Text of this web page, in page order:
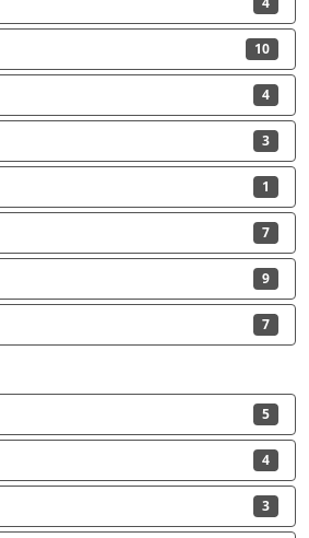
10
4
3
1
7
9
7
5
4
3